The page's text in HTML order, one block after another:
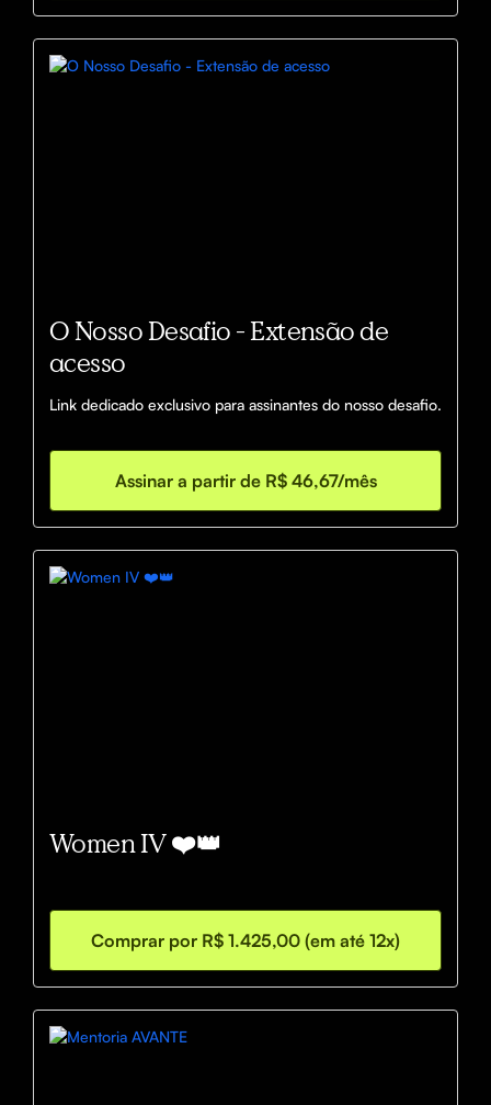
O Nosso Desafio - Extensão de
acesso
Link dedicado exclusivo para assinantes do nosso desafio.
Assinar a partir de R$ 46,67/mês
Women IV ❤️👑
Comprar por R$ 1.425,00 (em até 12x)